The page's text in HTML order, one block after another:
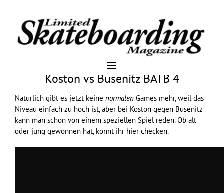
Koston vs Busenitz BATB 4
Natürlich gibt es jetzt keine normalen Games mehr, weil das
Niveau einfach zu hoch ist, aber bei Koston gegen Busenitz
kann man schon von einem speziellen Spiel reden. Ob alt
oder jung gewonnen hat, könnt ihr hier checken.